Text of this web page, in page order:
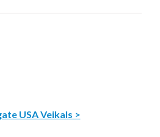
USA Veikals >